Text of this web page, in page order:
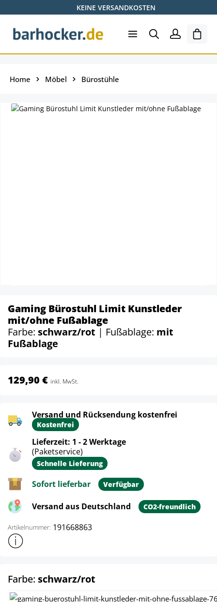
Zum Hauptinhalt springenKEINE VERSANDKOSTEN
Home Möbel Bürostühle
Gaming Bürostuhl Limit Kunstleder
mit/ohne Fußablage
Farbe: schwarz/rot | Fußablage: mit
Fußablage
129,90 € inkl. MwSt.
Versand und Rücksendung kostenfrei
Kostenfrei
Lieferzeit: 1 - 2 Werktage
(Paketservice)
Schnelle Lieferung
Sofort lieferbar Verfügbar
Versand aus Deutschland CO2-freundlich
Artikelnummer: 191668863
Weitere Produktinformationen anzeigen
Farbe: schwarz/rot